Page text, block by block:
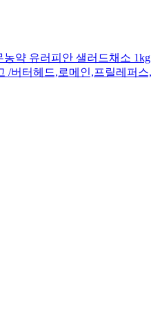
약 유러피안 샐러드채소 1kg
/버터헤드,로메인,프릴레퍼스,